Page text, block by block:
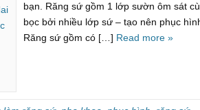
bạn. Răng sứ gồm 1 lớp sườn ôm sát
bọc bởi nhiều lớp sứ – tạo nên phục
Răng sứ gồm có […] Read more »